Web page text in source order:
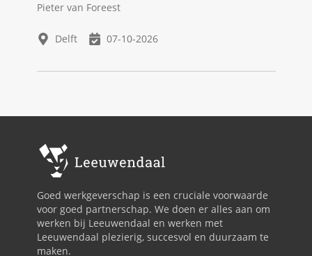
Pieter van Foreest
Delft 07-10-2026
Goed werkgeverschap is een cruciale voorwaarde
voor goed partnerschap. We doen er alles aan om
werken bij Leeuwendaal en werken met
Leeuwendaal plezierig, succesvol en duurzaam te
maken.